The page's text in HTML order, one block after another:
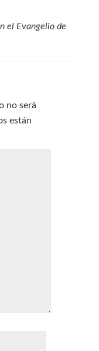
el Evangelio de
no será
están